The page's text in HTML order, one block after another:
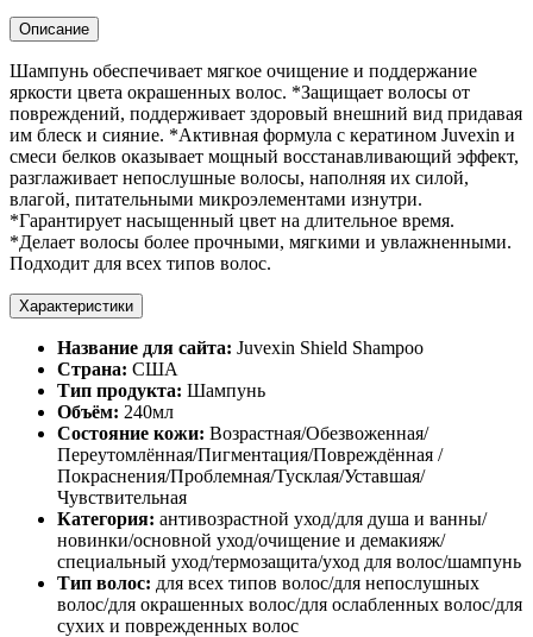
Описание
Шампунь обеспечивает мягкое очищение и поддержание
яркости цвета окрашенных волос. *Защищает волосы от
повреждений, поддерживает здоровый внешний вид придавая
им блеск и сияние. *Активная формула с кератином Juvexin и
смеси белков оказывает мощный восстанавливающий эффект,
разглаживает непослушные волосы, наполняя их силой,
влагой, питательными микроэлементами изнутри.
*Гарантирует насыщенный цвет на длительное время.
*Делает волосы более прочными, мягкими и увлажненными.
Подходит для всех типов волос.
Характеристики
Название для сайта: Juvexin Shield Shampoo
Страна: США
Тип продукта: Шампунь
Объём: 240мл
Состояние кожи: Возрастная/Обезвоженная/
Переутомлённая/Пигментация/Повреждённая /
Покраснения/Проблемная/Тусклая/Уставшая/
Чувствительная
Категория: антивозрастной уход/для душа и ванны/
новинки/основной уход/очищение и демакияж/
специальный уход/термозащита/уход для волос/шампунь
Тип волос: для всех типов волос/для непослушных
волос/для окрашенных волос/для ослабленных волос/для
сухих и поврежденных волос